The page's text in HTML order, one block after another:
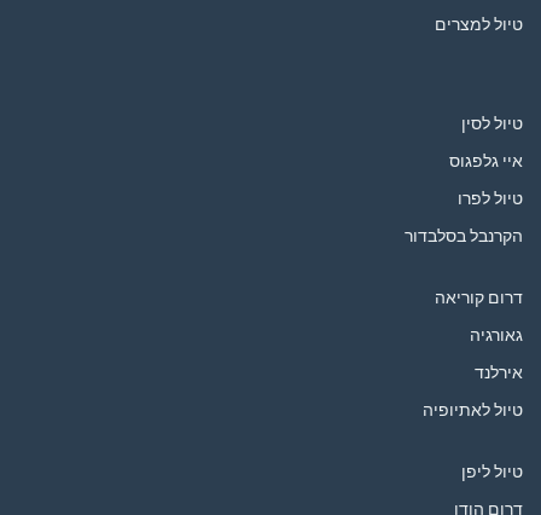
טיול למצרים
טיול לסין
איי גלפגוס
טיול לפרו
הקרנבל בסלבדור
דרום קוריאה
גאורגיה
אירלנד
טיול לאתיופיה
טיול ליפן
דרום הודו